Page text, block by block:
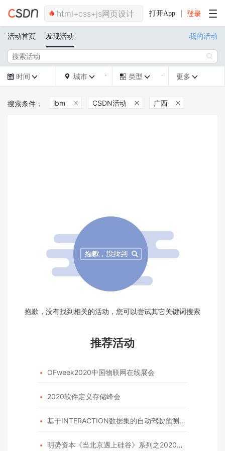
打开App
活动首页 发现活动 我的活动

 时间   城市   类型  更多 
ibm  CSDN活动  广西 
抱歉，没有找到相关的活动，您可以尝试其它关键词搜索
推荐活动
 OFweek2020中国物联网在线展会
 2020软件定义存储峰会
 基于INTERACTION数据集的自动驾驶预测模型挑战赛
 明势资本《当北京遇上硅谷》系列之2020年度开源峰会